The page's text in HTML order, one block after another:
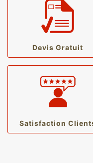
Devis Gratuit
Satisfaction